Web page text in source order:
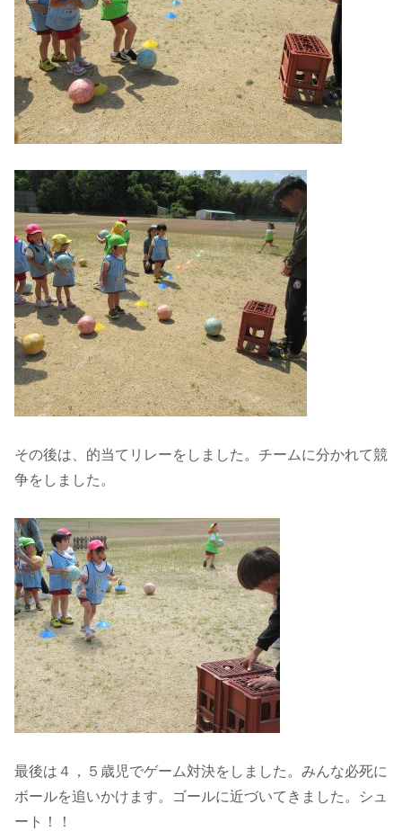
その後は、的当てリレーをしました。チームに分かれて競
争をしました。
最後は４，５歳児でゲーム対決をしました。みんな必死に
ボールを追いかけます。ゴールに近づいてきました。シュ
ート！！